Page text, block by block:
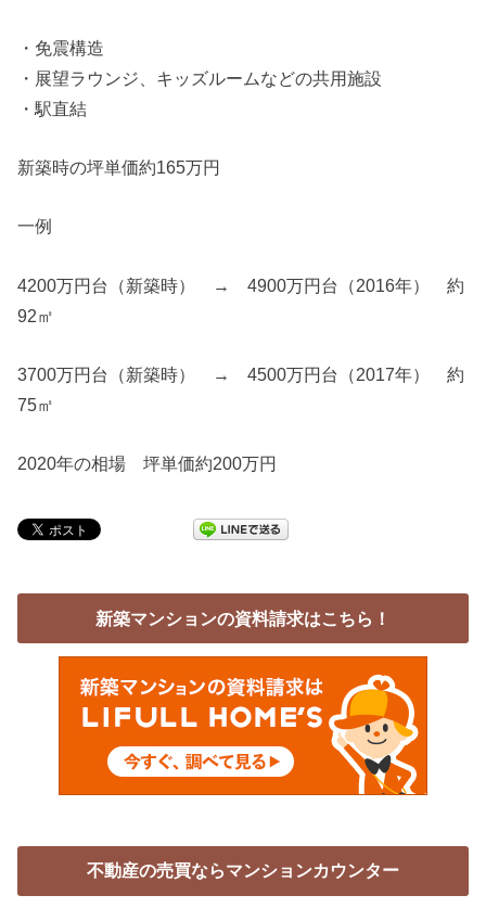
・免震構造
・展望ラウンジ、キッズルームなどの共用施設
・駅直結
新築時の坪単価約165万円
一例
4200万円台（新築時） → 4900万円台（2016年） 約
92㎡
3700万円台（新築時） → 4500万円台（2017年） 約
75㎡
2020年の相場 坪単価約200万円
新築マンションの資料請求はこちら！
不動産の売買ならマンションカウンター